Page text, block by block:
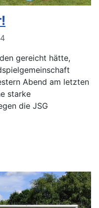
gereicht hätte,
Abend am letzten
starke
die JSG